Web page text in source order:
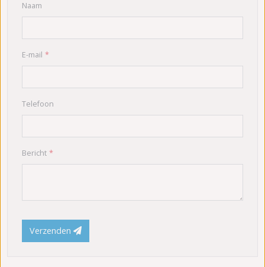
Naam
E-mail
Telefoon
Bericht
Verzenden